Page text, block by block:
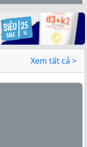
Xem tất cả >